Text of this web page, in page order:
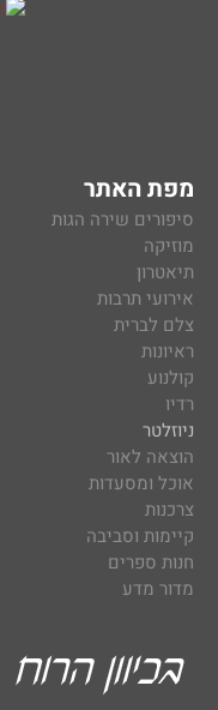
מפת האתר
סיפורים שירה הגות
מוזיקה
תיאטרון
אירועי תרבות
צלם לברית
ראיונות
קולנוע
רדיו
ניוזלטר
הוצאה לאור
אוכל ומסעדות
צרכנות
קיימות וסביבה
חנות ספרים
מדור מדע